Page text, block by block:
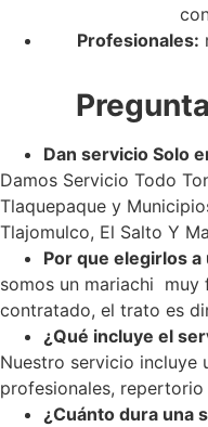
Profesionales:
Dan servicio Solo
Damos Servicio Todo
Tlaquepaque y
Tlajomulco, El Salto Y
Por que elegirlos
somos un mariachi muy
contratado, el trato es
¿Qué incluye el
Nuestro servicio incluye
profesionales,
¿Cuánto dura una